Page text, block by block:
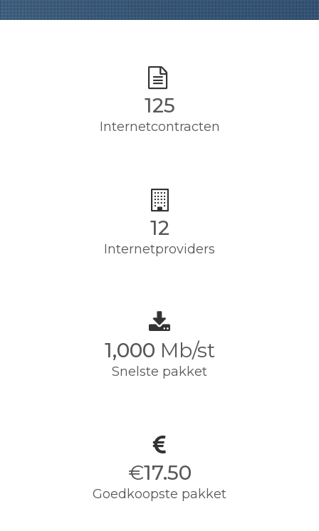
125
Internetcontracten
12
Internetproviders
1,000 Mb/st
Snelste pakket
€17.50
Goedkoopste pakket